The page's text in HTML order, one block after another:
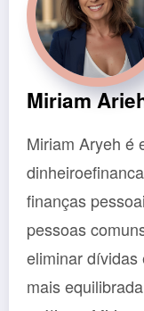
Miriam
Miriam Aryeh é
finanças
pessoas
eliminar dívidas
mais